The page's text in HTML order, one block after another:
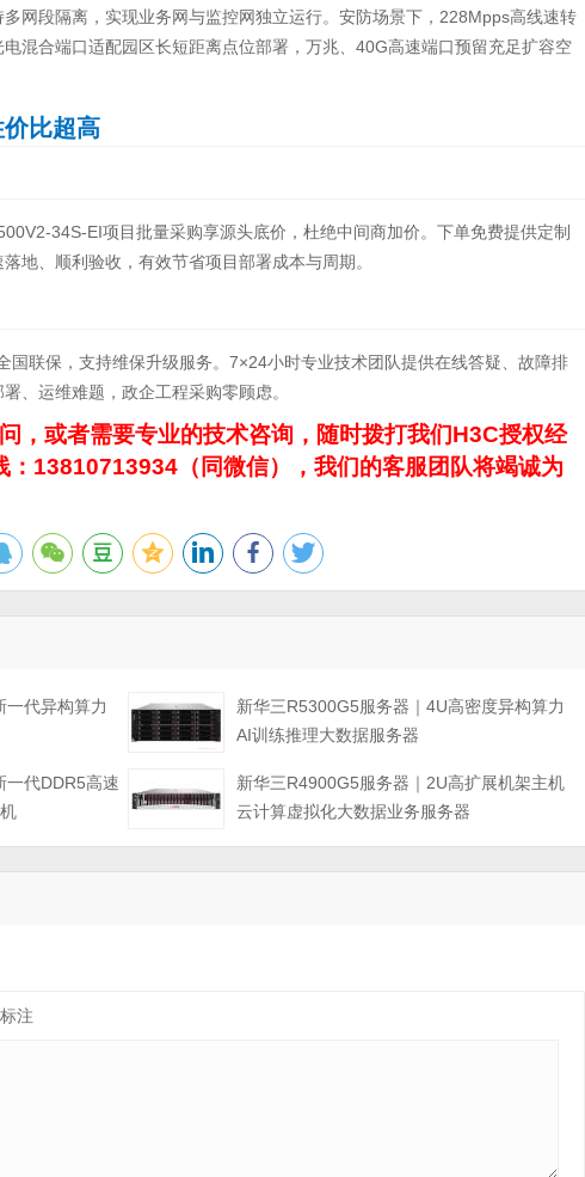
网段隔离，实现业务网与监控网独立运行。安防场景下，228Mpps高线速转
混合端口适配园区长短距离点位部署，万兆、40G高速端口预留充足扩容空
比超高
34S-EI项目批量采购享源头底价，杜绝中间商加价。下单免费提供定制
地、顺利验收，有效节省项目部署成本与周期。
国联保，支持维保升级服务。7×24小时专业技术团队提供在线答疑、故障排
、运维难题，政企工程采购零顾虑。
，或者需要专业的技术咨询，随时拨打我们H3C授权经
13810713934（同微信），我们的客服团队将竭诚为
一代异构算力
新华三R5300G5服务器｜4U高密度异构算力
AI训练推理大数据服务器
一代DDR5高速
新华三R4900G5服务器｜2U高扩展机架主机
云计算虚拟化大数据业务服务器
标注